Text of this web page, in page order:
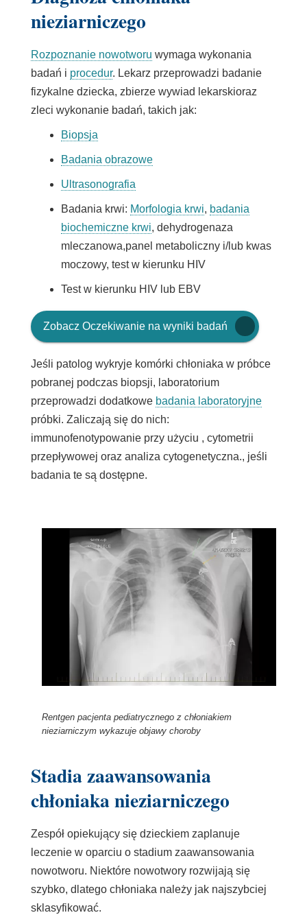
nieziarniczego
Rozpoznanie nowotworu wymaga wykonania
badań i procedur. Lekarz przeprowadzi badanie
fizykalne dziecka, zbierze wywiad lekarskioraz
zleci wykonanie badań, takich jak:
Biopsja
Badania obrazowe
Ultrasonografia
Badania krwi: Morfologia krwi, badania
biochemiczne krwi, dehydrogenaza
mleczanowa,panel metaboliczny i/lub kwas
moczowy, test w kierunku HIV
Test w kierunku HIV lub EBV
Zobacz Oczekiwanie na wyniki badań
Jeśli patolog wykryje komórki chłoniaka w próbce
pobranej podczas biopsji, laboratorium
przeprowadzi dodatkowe badania laboratoryjne
próbki. Zaliczają się do nich:
immunofenotypowanie przy użyciu , cytometrii
przepływowej oraz analiza cytogenetyczna., jeśli
badania te są dostępne.
Rentgen pacjenta pediatrycznego z chłoniakiem
nieziarniczym wykazuje objawy choroby
Stadia zaawansowania
chłoniaka nieziarniczego
Zespół opiekujący się dzieckiem zaplanuje
leczenie w oparciu o stadium zaawansowania
nowotworu. Niektóre nowotwory rozwijają się
szybko, dlatego chłoniaka należy jak najszybciej
sklasyfikować.